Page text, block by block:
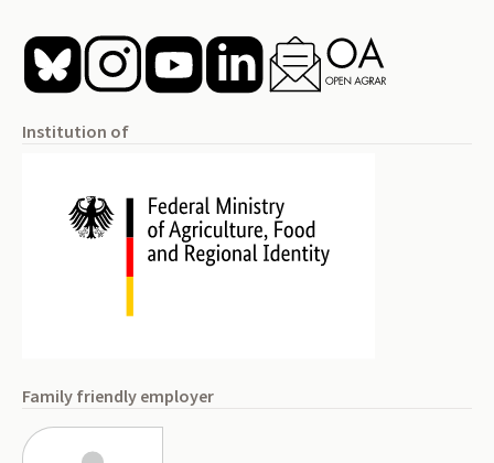
Institution of
Family friendly employer